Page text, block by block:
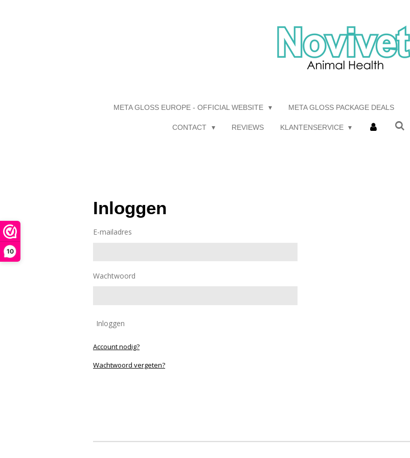
10
META GLOSS EUROPE - OFFICIAL WEBSITE META GLOSS PACKAGE DEALS
CONTACT REVIEWS KLANTENSERVICE
Inloggen
E-mailadres
Wachtwoord
Inloggen
Account nodig?
Wachtwoord vergeten?